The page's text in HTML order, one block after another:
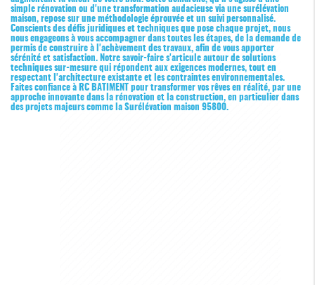
simple rénovation ou d'une transformation audacieuse via une surélévation
maison, repose sur une méthodologie éprouvée et un suivi personnalisé.
Conscients des défis juridiques et techniques que pose chaque projet, nous
nous engageons à vous accompagner dans toutes les étapes, de la demande de
permis de construire à l'achèvement des travaux, afin de vous apporter
sérénité et satisfaction. Notre savoir-faire s'articule autour de solutions
techniques sur-mesure qui répondent aux exigences modernes, tout en
respectant l'architecture existante et les contraintes environnementales.
Faites confiance à RC BATIMENT pour transformer vos rêves en réalité, par une
approche innovante dans la rénovation et la construction, en particulier dans
des projets majeurs comme la Surélévation maison 95800.